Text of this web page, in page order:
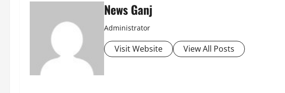
News Ganj
Administrator
Visit Website View All Posts